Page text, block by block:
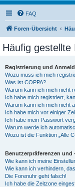
FAQ
Foren-Übersicht
Häufig gestellte
Registrierung und
Wozu muss ich mich
Was ist COPPA?
Warum kann ich mich nicht
Ich habe mich registriert,
Warum kann ich mich nicht
Ich habe mich vor einiger
Ich habe mein Passwort
Warum werde ich
Wozu ist die Funktion „Alle
Benutzerpräferenzen und
Wie kann ich meine
Wie kann ich verhindern,
Die Forenuhr geht falsch!
Ich habe die Zeitzone